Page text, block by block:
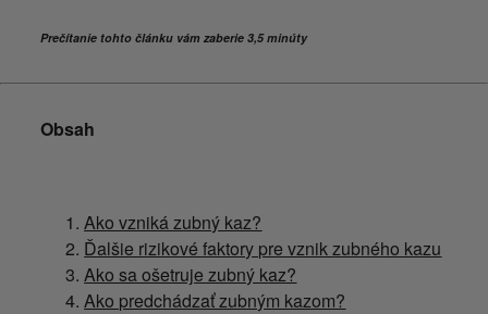
Prečítanie tohto článku vám zaberie 3,5 minúty
Obsah
Ako vzniká zubný kaz?
Ďalšie rizikové faktory pre vznik zubného kazu
Ako sa ošetruje zubný kaz?
Ako predchádzať zubným kazom?